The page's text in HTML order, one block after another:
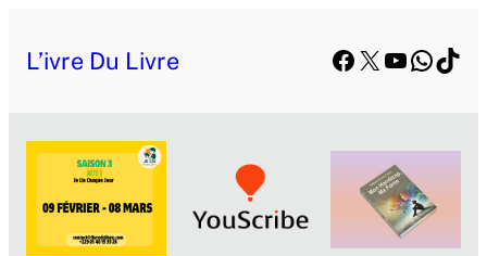
L’ivre Du Livre Facebook
X YouTube